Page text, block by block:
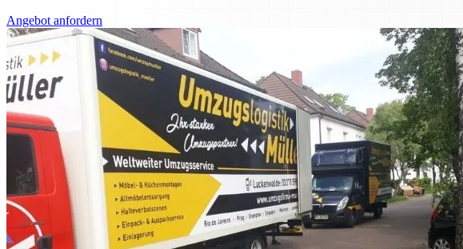
Angebot anfordern